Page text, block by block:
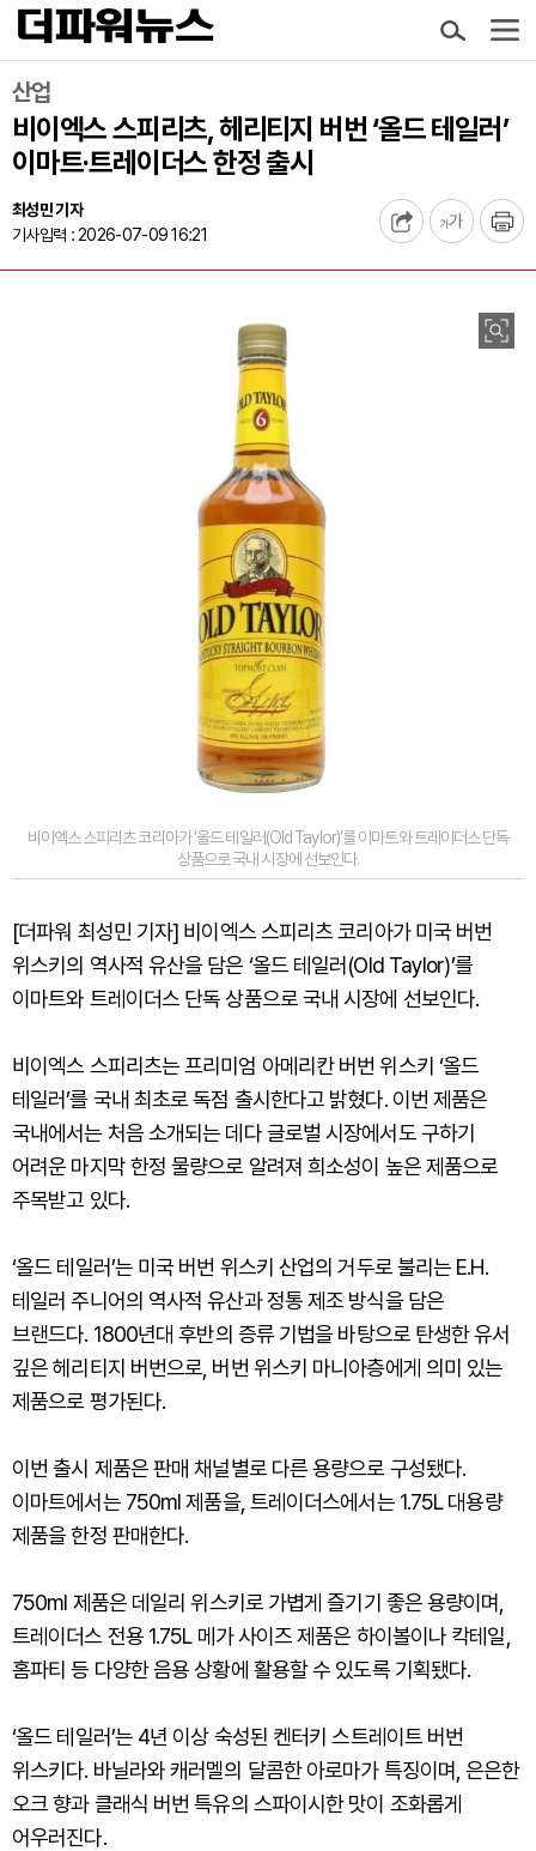
산업
비이엑스 스피리츠, 헤리티지 버번 ‘올드 테일러’
이마트·트레이더스 한정 출시
최성민 기자
기사입력 : 2026-07-09 16:21
비이엑스 스피리츠 코리아가 ‘올드 테일러(Old Taylor)’를 이마트와 트레이더스 단독
상품으로 국내 시장에 선보인다.
[더파워 최성민 기자] 비이엑스 스피리츠 코리아가 미국 버번
위스키의 역사적 유산을 담은 ‘올드 테일러(Old Taylor)’를
이마트와 트레이더스 단독 상품으로 국내 시장에 선보인다.
비이엑스 스피리츠는 프리미엄 아메리칸 버번 위스키 ‘올드
테일러’를 국내 최초로 독점 출시한다고 밝혔다. 이번 제품은
국내에서는 처음 소개되는 데다 글로벌 시장에서도 구하기
어려운 마지막 한정 물량으로 알려져 희소성이 높은 제품으로
주목받고 있다.
‘올드 테일러’는 미국 버번 위스키 산업의 거두로 불리는 E.H.
테일러 주니어의 역사적 유산과 정통 제조 방식을 담은
브랜드다. 1800년대 후반의 증류 기법을 바탕으로 탄생한 유서
깊은 헤리티지 버번으로, 버번 위스키 마니아층에게 의미 있는
제품으로 평가된다.
이번 출시 제품은 판매 채널별로 다른 용량으로 구성됐다.
이마트에서는 750ml 제품을, 트레이더스에서는 1.75L 대용량
제품을 한정 판매한다.
750ml 제품은 데일리 위스키로 가볍게 즐기기 좋은 용량이며,
트레이더스 전용 1.75L 메가 사이즈 제품은 하이볼이나 칵테일,
홈파티 등 다양한 음용 상황에 활용할 수 있도록 기획됐다.
‘올드 테일러’는 4년 이상 숙성된 켄터키 스트레이트 버번
위스키다. 바닐라와 캐러멜의 달콤한 아로마가 특징이며, 은은한
오크 향과 클래식 버번 특유의 스파이시한 맛이 조화롭게
어우러진다.